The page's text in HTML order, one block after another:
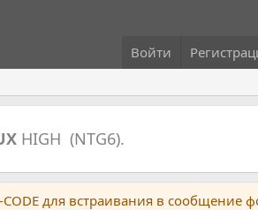
Войти
HIGH (NTG6).
для встраивания в сообщение